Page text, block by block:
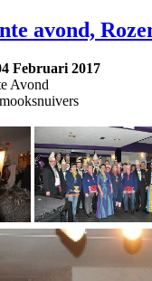
avond,
Februari 2017
Avond